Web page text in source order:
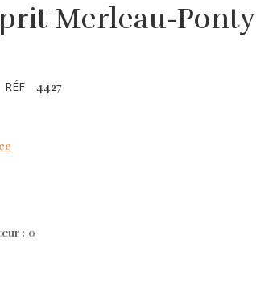
Merleau-Ponty
RÉF 4427
: 0